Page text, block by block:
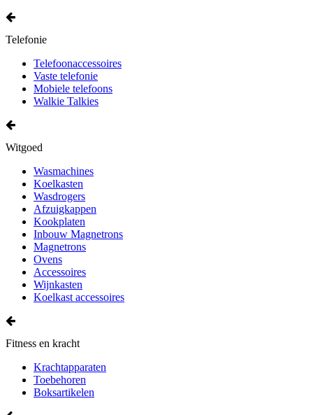
Telefonie
Telefoonaccessoires
Vaste telefonie
Mobiele telefoons
Walkie Talkies
Witgoed
Wasmachines
Koelkasten
Wasdrogers
Afzuigkappen
Kookplaten
Inbouw Magnetrons
Magnetrons
Ovens
Accessoires
Wijnkasten
Koelkast accessoires
Fitness en kracht
Krachtapparaten
Toebehoren
Boksartikelen